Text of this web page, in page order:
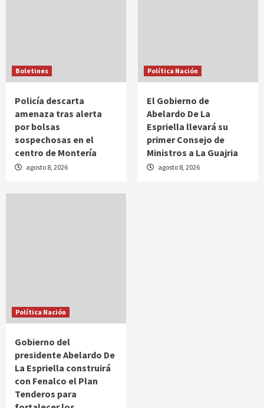
Boletines
Policía descarta
amenaza tras alerta
por bolsas
sospechosas en el
centro de Montería
agosto 8, 2026
Política Nación
El Gobierno de
Abelardo De La
Espriella llevará su
primer Consejo de
Ministros a La Guajria
agosto 8, 2026
Política Nación
Gobierno del
presidente Abelardo De
La Espriella construirá
con Fenalco el Plan
Tenderos para